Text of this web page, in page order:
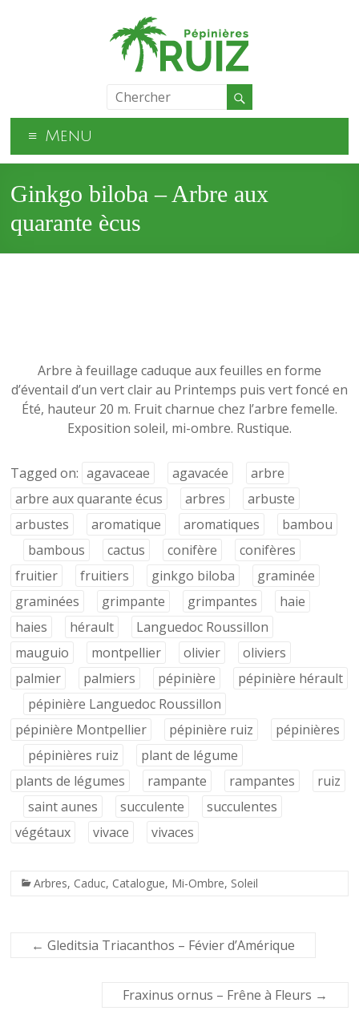
Menu
Ginkgo biloba – Arbre aux
quarante ècus
Arbre à feuillage caduque aux feuilles en forme
d’éventail d’un vert clair au Printemps puis vert foncé en
Été, hauteur 20 m. Fruit charnue chez l’arbre femelle.
Exposition soleil, mi-ombre. Rustique.
Tagged on: agavaceae agavacée
arbre
arbre aux quarante écus
arbres
arbuste
arbustes
aromatique aromatiques
bambou
bambous
cactus conifère
conifères
fruitier
fruitiers ginkgo biloba
graminée
graminées
grimpante grimpantes
haie
haies
hérault
Languedoc Roussillon
mauguio
montpellier olivier
oliviers
palmier
palmiers pépinière
pépinière hérault
pépinière Languedoc Roussillon
pépinière Montpellier
pépinière ruiz
pépinières
pépinières ruiz
plant de légume
plants de légumes
rampante rampantes
ruiz
saint aunes
succulente
succulentes
végétaux
vivace vivaces
Arbres, Caduc, Catalogue, Mi-Ombre, Soleil
← Gleditsia Triacanthos – Févier d’Amérique
Fraxinus ornus – Frêne à Fleurs →